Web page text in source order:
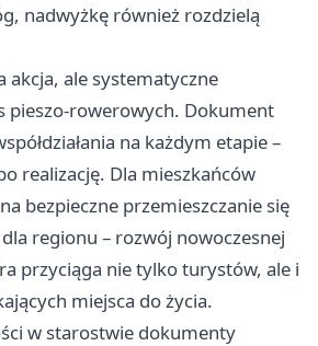
nadwyżkę również rozdzielą
akcja, ale systematyczne
pieszo-rowerowych. Dokument
na każdym etapie –
realizację. Dla mieszkańców
bezpieczne przemieszczanie się
regionu – rozwój nowoczesnej
przyciąga nie tylko turystów, ale i
miejsca do życia.
w starostwie dokumenty